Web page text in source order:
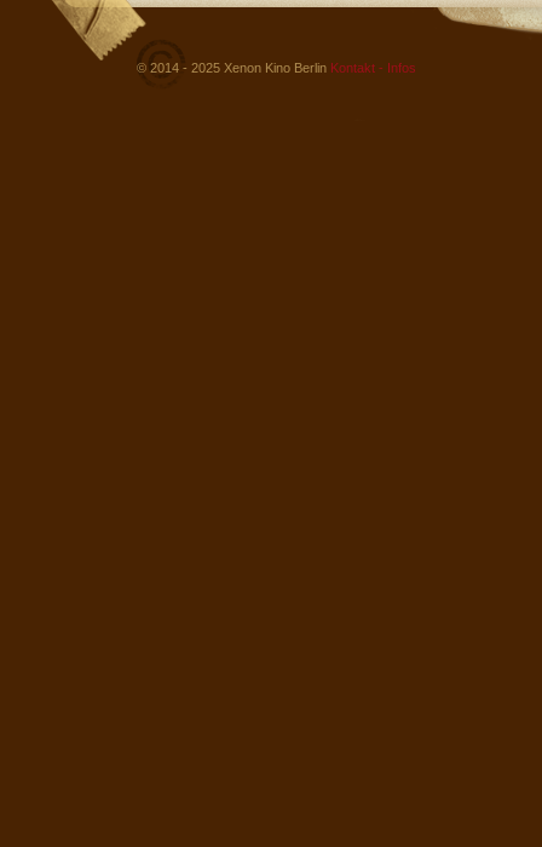
© 2014 - 2025 Xenon Kino Berlin Kontakt - Infos